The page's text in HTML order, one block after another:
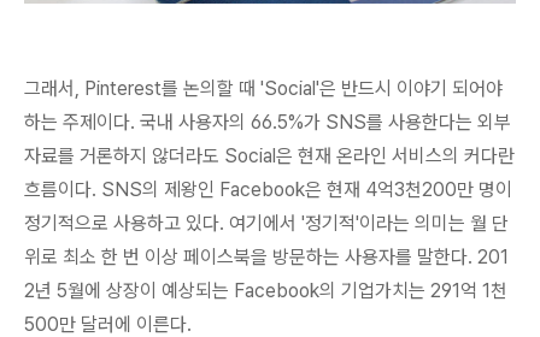
그래서, Pinterest를 논의할 때 'Social'은 반드시 이야기 되어야
하는 주제이다. 국내 사용자의 66.5%가 SNS를 사용한다는 외부
자료를 거론하지 않더라도 Social은 현재 온라인 서비스의 커다란
흐름이다. SNS의 제왕인 Facebook은 현재 4억3천200만 명이
정기적으로 사용하고 있다. 여기에서 '정기적'이라는 의미는 월 단
위로 최소 한 번 이상 페이스북을 방문하는 사용자를 말한다. 201
2년 5월에 상장이 예상되는 Facebook의 기업가치는 291억 1천
500만 달러에 이른다.